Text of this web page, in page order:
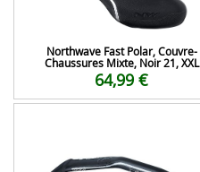
Northwave Fast Polar, Couvre-
Chaussures Mixte, Noir 21, XXL
64,99 €